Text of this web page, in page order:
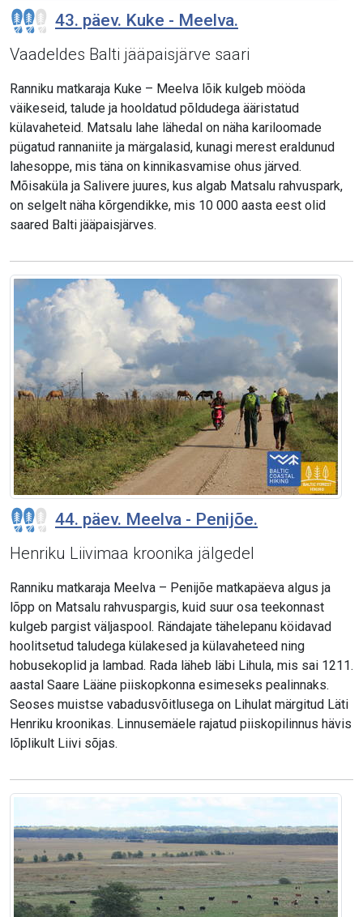
43. päev. Kuke - Meelva.
Vaadeldes Balti jääpaisjärve saari
Ranniku matkaraja Kuke – Meelva lõik kulgeb mööda
väikeseid, talude ja hooldatud põldudega ääristatud
külavaheteid. Matsalu lahe lähedal on näha kariloomade
pügatud rannaniite ja märgalasid, kunagi merest eraldunud
lahesoppe, mis täna on kinnikasvamise ohus järved.
Mõisaküla ja Salivere juures, kus algab Matsalu rahvuspark,
on selgelt näha kõrgendikke, mis 10 000 aasta eest olid
saared Balti jääpaisjärves.
44. päev. Meelva - Penijõe.
Henriku Liivimaa kroonika jälgedel
Ranniku matkaraja Meelva – Penijõe matkapäeva algus ja
lõpp on Matsalu rahvuspargis, kuid suur osa teekonnast
kulgeb pargist väljaspool. Rändajate tähelepanu köidavad
hoolitsetud taludega külakesed ja külavaheteed ning
hobusekoplid ja lambad. Rada läheb läbi Lihula, mis sai 1211.
aastal Saare Lääne piiskopkonna esimeseks pealinnaks.
Seoses muistse vabadusvõitlusega on Lihulat märgitud Läti
Henriku kroonikas. Linnusemäele rajatud piiskopilinnus hävis
lõplikult Liivi sõjas.